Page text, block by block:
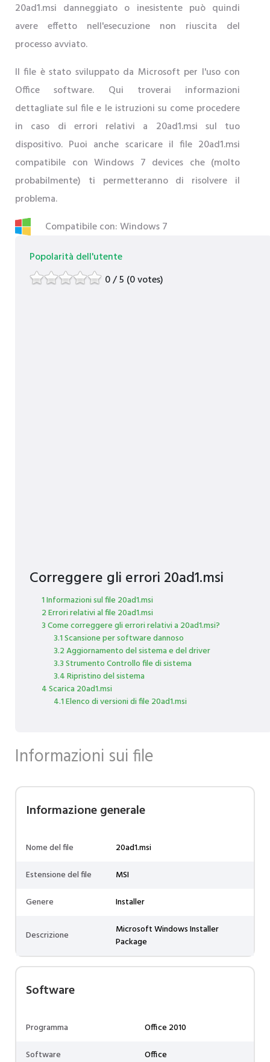
20ad1.msi danneggiato o inesistente può quindi
avere effetto nell'esecuzione non riuscita del
processo avviato.
Il file è stato sviluppato da Microsoft per l'uso con
Office software. Qui troverai informazioni
dettagliate sul file e le istruzioni su come procedere
in caso di errori relativi a 20ad1.msi sul tuo
dispositivo. Puoi anche scaricare il file 20ad1.msi
compatibile con Windows 7 devices che (molto
probabilmente) ti permetteranno di risolvere il
problema.
Compatibile con: Windows 7
Popolarità dell'utente
0 / 5 (0 votes)
Correggere gli errori 20ad1.msi
1 Informazioni sul file 20ad1.msi
2 Errori relativi al file 20ad1.msi
3 Come correggere gli errori relativi a 20ad1.msi?
3.1 Scansione per software dannoso
3.2 Aggiornamento del sistema e del driver
3.3 Strumento Controllo file di sistema
3.4 Ripristino del sistema
4 Scarica 20ad1.msi
4.1 Elenco di versioni di file 20ad1.msi
Informazioni sui file
Informazione generale
Nome del file
20ad1.msi
Estensione del file
MSI
Genere
Installer
Descrizione
Microsoft Windows Installer
Package
Software
Programma
Office 2010
Software
Office